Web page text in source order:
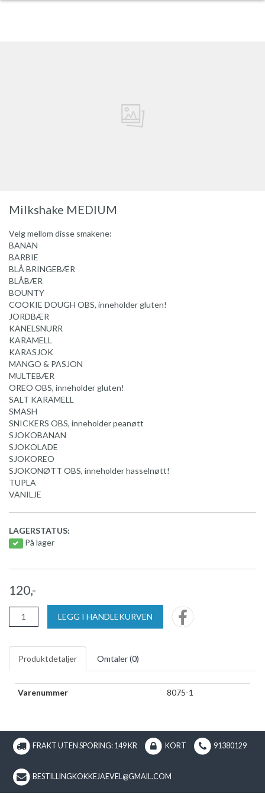
Milkshake MEDIUM
Velg mellom disse smakene:
BANAN
BARBIE
BLÅ BRINGEBÆR
BLÅBÆR
BOUNTY
COOKIE DOUGH OBS, inneholder gluten!
JORDBÆR
KANELSNURR
KARAMELL
KARASJOK
MANGO & PASJON
MULTEBÆR
OREO OBS, inneholder gluten!
SALT KARAMELL
SMASH
SNICKERS OBS, inneholder peanøtt
SJOKOBANAN
SJOKOLADE
SJOKOREO
SJOKONØTT OBS, inneholder hasselnøtt!
TUPLA
VANILJE
LAGERSTATUS:
På lager
120,-
LEGG I HANDLEKURVEN
Produktdetaljer Omtaler (0)
Varenummer 8075-1
FRAKT UTEN SPORING: 149 KR KORT 91380129
BESTILLINGKOKKEJAEVEL@GMAIL.COM